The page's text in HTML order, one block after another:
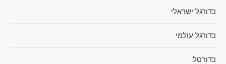
כדורגל ישראלי
כדורגל עולמי
כדורסל